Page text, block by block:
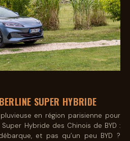
SUPER HYBRIDE
en région parisienne pour
Hybride des Chinois de BYD :
et pas qu’un peu BYD ?